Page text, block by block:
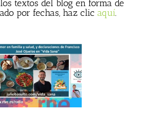
textos del blog en forma de
por fechas, haz clic aquí.